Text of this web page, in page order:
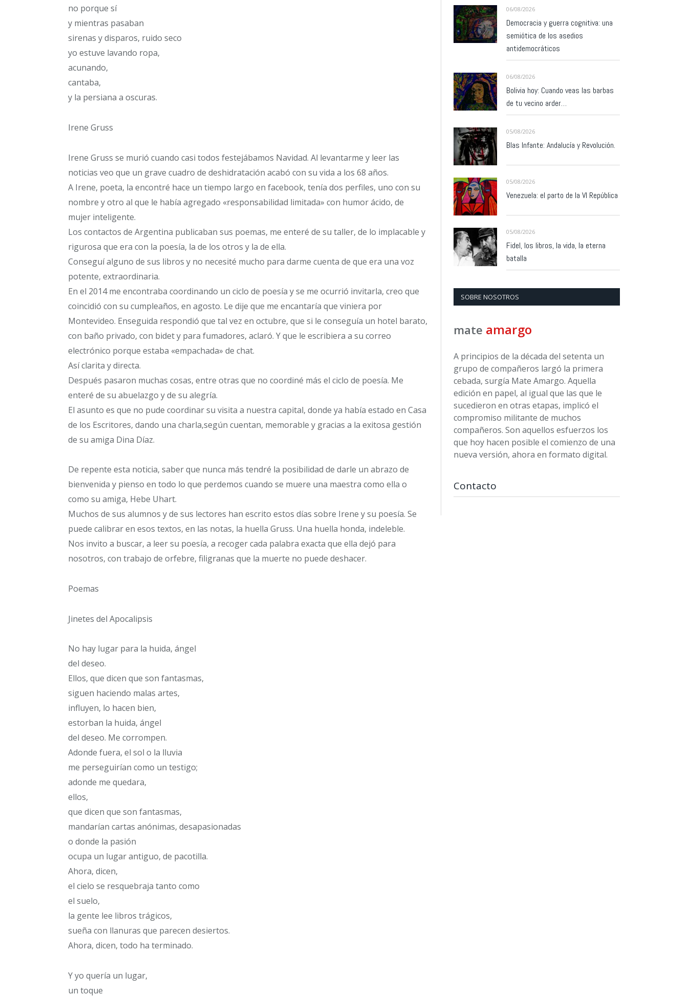
no porque sí
y mientras pasaban
sirenas y disparos, ruido seco
yo estuve lavando ropa,
acunando,
cantaba,
y la persiana a oscuras.
Irene Gruss
Irene Gruss se murió cuando casi todos festejábamos Navidad. Al levantarme y leer las
noticias veo que un grave cuadro de deshidratación acabó con su vida a los 68 años.
A Irene, poeta, la encontré hace un tiempo largo en facebook, tenía dos perfiles, uno con su
nombre y otro al que le había agregado «responsabilidad limitada» con humor ácido, de
mujer inteligente.
Los contactos de Argentina publicaban sus poemas, me enteré de su taller, de lo implacable y
rigurosa que era con la poesía, la de los otros y la de ella.
Conseguí alguno de sus libros y no necesité mucho para darme cuenta de que era una voz
potente, extraordinaria.
En el 2014 me encontraba coordinando un ciclo de poesía y se me ocurrió invitarla, creo que
coincidió con su cumpleaños, en agosto. Le dije que me encantaría que viniera por
Montevideo. Enseguida respondió que tal vez en octubre, que si le conseguía un hotel barato,
con baño privado, con bidet y para fumadores, aclaró. Y que le escribiera a su correo
electrónico porque estaba «empachada» de chat.
Así clarita y directa.
Después pasaron muchas cosas, entre otras que no coordiné más el ciclo de poesía. Me
enteré de su abuelazgo y de su alegría.
El asunto es que no pude coordinar su visita a nuestra capital, donde ya había estado en Casa
de los Escritores, dando una charla,según cuentan, memorable y gracias a la exitosa gestión
de su amiga Dina Díaz.
De repente esta noticia, saber que nunca más tendré la posibilidad de darle un abrazo de
bienvenida y pienso en todo lo que perdemos cuando se muere una maestra como ella o
como su amiga, Hebe Uhart.
Muchos de sus alumnos y de sus lectores han escrito estos días sobre Irene y su poesía. Se
puede calibrar en esos textos, en las notas, la huella Gruss. Una huella honda, indeleble.
Nos invito a buscar, a leer su poesía, a recoger cada palabra exacta que ella dejó para
nosotros, con trabajo de orfebre, filigranas que la muerte no puede deshacer.
Poemas
Jinetes del Apocalipsis
No hay lugar para la huida, ángel
del deseo.
Ellos, que dicen que son fantasmas,
siguen haciendo malas artes,
influyen, lo hacen bien,
estorban la huida, ángel
del deseo. Me corrompen.
Adonde fuera, el sol o la lluvia
me perseguirían como un testigo;
adonde me quedara,
ellos,
que dicen que son fantasmas,
mandarían cartas anónimas, desapasionadas
o donde la pasión
ocupa un lugar antiguo, de pacotilla.
Ahora, dicen,
el cielo se resquebraja tanto como
el suelo,
la gente lee libros trágicos,
sueña con llanuras que parecen desiertos.
Ahora, dicen, todo ha terminado.
Y yo quería un lugar,
un toque
06/08/2026
Democracia y guerra cognitiva: una
semiótica de los asedios
antidemocráticos
06/08/2026
Bolivia hoy: Cuando veas las barbas
de tu vecino arder…
05/08/2026
Blas Infante: Andalucía y Revolución.
05/08/2026
Venezuela: el parto de la VI República
05/08/2026
Fidel, los libros, la vida, la eterna
batalla
SOBRE NOSOTROS
mate amargo
A principios de la década del setenta un
grupo de compañeros largó la primera
cebada, surgía Mate Amargo. Aquella
edición en papel, al igual que las que le
sucedieron en otras etapas, implicó el
compromiso militante de muchos
compañeros. Son aquellos esfuerzos los
que hoy hacen posible el comienzo de una
nueva versión, ahora en formato digital.
Contacto